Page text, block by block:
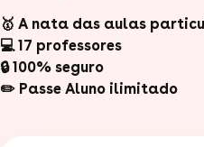
🥇 A nata das aulas
💻 17 professores
🔒 100% seguro
✏️ Passe Aluno ilimitado